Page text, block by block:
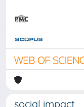
social impact